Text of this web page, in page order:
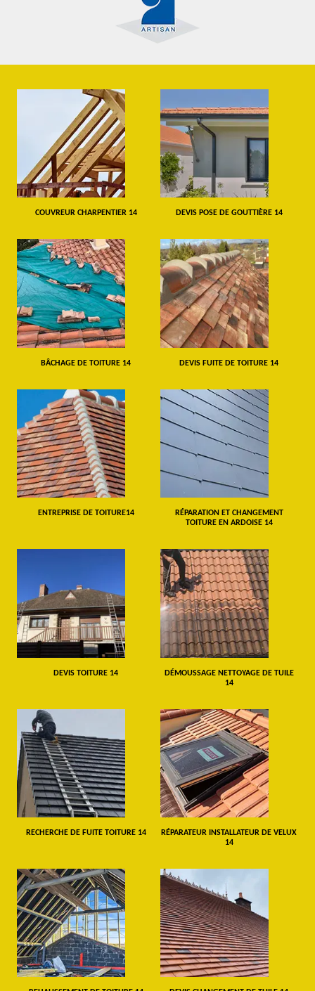
COUVREUR CHARPENTIER 14 DEVIS POSE DE GOUTTIÈRE 14
BÂCHAGE DE TOITURE 14 DEVIS FUITE DE TOITURE 14
ENTREPRISE DE TOITURE14
RÉPARATION ET CHANGEMENT
TOITURE EN ARDOISE 14
DEVIS TOITURE 14
DÉMOUSSAGE NETTOYAGE DE TUILE
14
RECHERCHE DE FUITE TOITURE 14
RÉPARATEUR INSTALLATEUR DE VELUX
14